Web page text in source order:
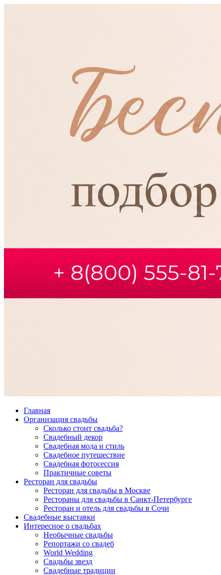
Главная
Организация свадьбы
Сколько стоит свадьба?
Свадебный декор
Свадебная мода и стиль
Свадебное путешествие
Свадебная фотосессия
Практичные советы
Ресторан для свадьбы
Ресторан для свадьбы в Москве
Рестораны для свадьбы в Санкт-Петербурге
Ресторан и отель для свадьбы в Сочи
Свадебные выставки
Интересное о свадьбах
Необычные свадьбы
Репортажи со свадеб
World Wedding
Свадьбы звезд
Свадебные традиции